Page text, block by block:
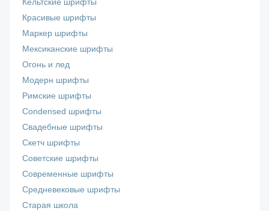
Кельтские шрифты
Красивые шрифты
Маркер шрифты
Мексиканские шрифты
Огонь и лед
Модерн шрифты
Римские шрифты
Сondensed шрифты
Свадебные шрифты
Скетч шрифты
Советские шрифты
Современные шрифты
Средневековые шрифты
Старая школа